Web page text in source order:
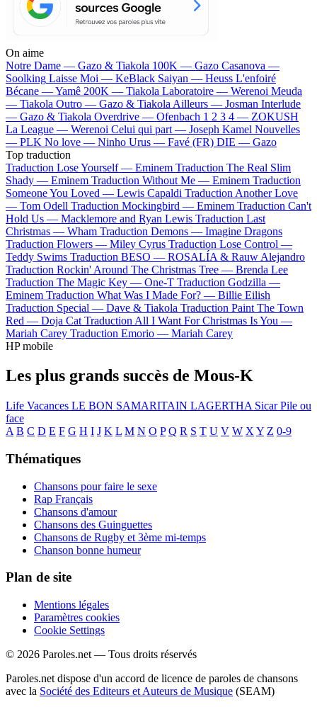
On aime
Notre Dame — Gazo & Tiakola 100K — Gazo Casanova —
Soolking Laisse Moi — KeBlack Saiyan — Heuss L'enfoiré
Bécane —Yamê 200K — Tiakola Laboratoire — Werenoi Meuda
— Tiakola Outro — Gazo & Tiakola Ailleurs — Josman Interlude
— Gazo & Tiakola Overdrive — Ofenbach 1 2 3 4 — ZOKUSH
La League — Werenoi Celui qui part — Joseph Kamel Nouvelles
— PLK No love — Ninho Urus — Favé (FR) DIE — Gazo
Top traduction
Traduction Lose Yourself — Eminem Traduction The Real Slim
Shady — Eminem Traduction Without Me — Eminem Traduction
Someone You Loved — Lewis Capaldi Traduction Another Love
— Tom Odell Traduction Mockingbird — Eminem Traduction Can't
Hold Us — Macklemore and Ryan Lewis Traduction Last
Christmas — Wham Traduction Demons — Imagine Dragons
Traduction Flowers — Miley Cyrus Traduction Lose Control —
Teddy Swims Traduction BESO — ROSALÍA & Rauw Alejandro
Traduction Rockin' Around The Christmas Tree — Brenda Lee
Traduction The Magic Key — One-T Traduction Godzilla —
Eminem Traduction What Was I Made For? — Billie Eilish
Traduction Special — Dave & Tiakola Traduction Paint The Town
Red — Doja Cat Traduction All I Want For Christmas Is You —
Mariah Carey Traduction Emorio — Mariah Carey
HP mobile
Les plus grands succès de Mous-K
Life Vacances LE BON SAMARITAIN LAGERTHA SicarPile ou
face
A B C D E F G H I J K L M N O P Q R S T U V W X Y Z 0-9
Thématiques
Chansons pour faire le sexe
Rap Français
Chansons d'amour
Chansons des Guinguettes
Chansons de Rugby et 3ème mi-temps
Chanson bonne humeur
Plan de site
Mentions légales
Paramètres cookies
Cookie Settings
© 2026 Paroles.net — Tous droits réservés
Paroles.net dispose d'un accord de licence de paroles de chansons
avec la Société des Editeurs et Auteurs de Musique (SEAM)